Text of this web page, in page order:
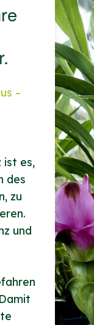
–
ist es,
des
zu
und